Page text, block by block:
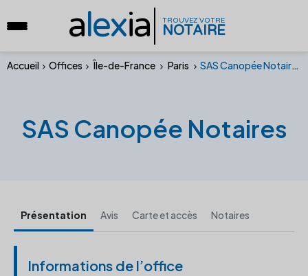
alexia TROUVEZ VOTRE
NOTAIRE
Accueil Offices Île-de-France Paris SAS Canopée Notaires
SAS Canopée Notaires
Présentation Avis Carte et accès Notaires
Informations de l’office